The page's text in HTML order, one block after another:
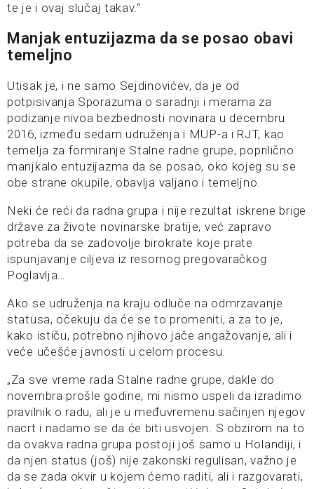
te je i ovaj slučaj takav.“
Manjak entuzijazma da se posao obavi
temeljno
Utisak je, i ne samo Sejdinovićev, da je od
potpisivanja Sporazuma o saradnji i merama za
podizanje nivoa bezbednosti novinara u decembru
2016, između sedam udruženja i MUP-a i RJT, kao
temelja za formiranje Stalne radne grupe, poprilično
manjkalo entuzijazma da se posao, oko kojeg su se
obe strane okupile, obavlja valjano i temeljno.
Neki će reći da radna grupa i nije rezultat iskrene brige
države za živote novinarske bratije, već zapravo
potreba da se zadovolje birokrate koje prate
ispunjavanje ciljeva iz resornog pregovaračkog
Poglavlja…
Ako se udruženja na kraju odluče na odmrzavanje
statusa, očekuju da će se to promeniti, a za to je,
kako ističu, potrebno njihovo jače angažovanje, ali i
veće učešće javnosti u celom procesu.
„Za sve vreme rada Stalne radne grupe, dakle do
novembra prošle godine, mi nismo uspeli da izradimo
pravilnik o radu, ali je u međuvremenu sačinjen njegov
nacrt i nadamo se da će biti usvojen. S obzirom na to
da ovakva radna grupa postoji još samo u Holandiji, i
da njen status (još) nije zakonski regulisan, važno je
da se zada okvir u kojem ćemo raditi, ali i razgovarati,